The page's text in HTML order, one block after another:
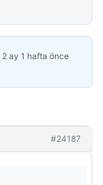
2 ay 1 hafta önce
#24187